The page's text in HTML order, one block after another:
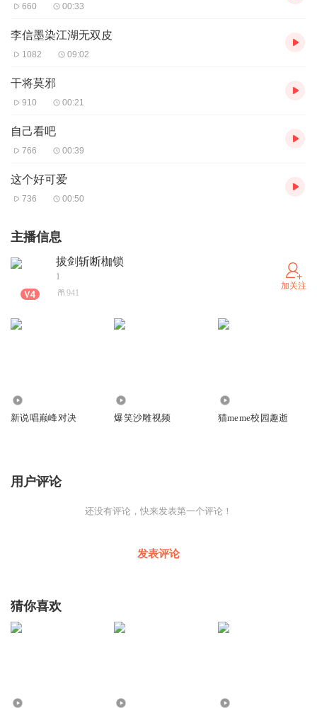
660 00:33
李信墨染江湖无双皮
1082 09:02
干将莫邪
910 00:21
自己看吧
766 00:39
这个好可爱
736 00:50
主播信息
拔剑斩断枷锁
1
941
加关注
新说唱巅峰对决 爆笑沙雕视频 猫meme校园趣逝
用户评论
还没有评论，快来发表第一个评论！
发表评论
猜你喜欢